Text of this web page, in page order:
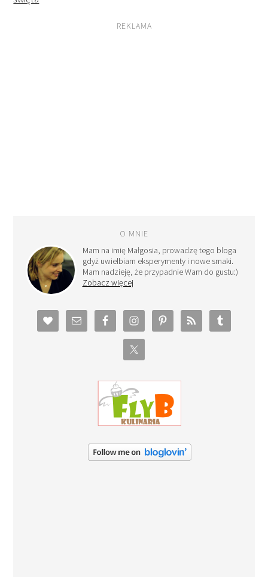
REKLAMA
O MNIE
Mam na imię Małgosia, prowadzę tego bloga
gdyż uwielbiam eksperymenty i nowe smaki.
Mam nadzieję, że przypadnie Wam do gustu:)
Zobacz więcej